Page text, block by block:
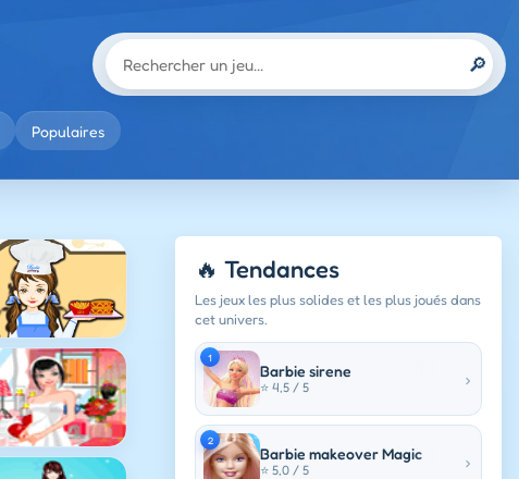
🔎
Populaires
🔥 Tendances
Les jeux les plus solides et les plus joués dans
cet univers.
1
Barbie sirene
⭐ 4,5 / 5 ›
2
Barbie makeover Magic
⭐ 5,0 / 5 ›